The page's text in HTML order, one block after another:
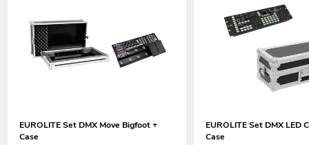
EUROLITE Set DMX Move Bigfoot +
Case
EUROLITE Set DMX LED
Case